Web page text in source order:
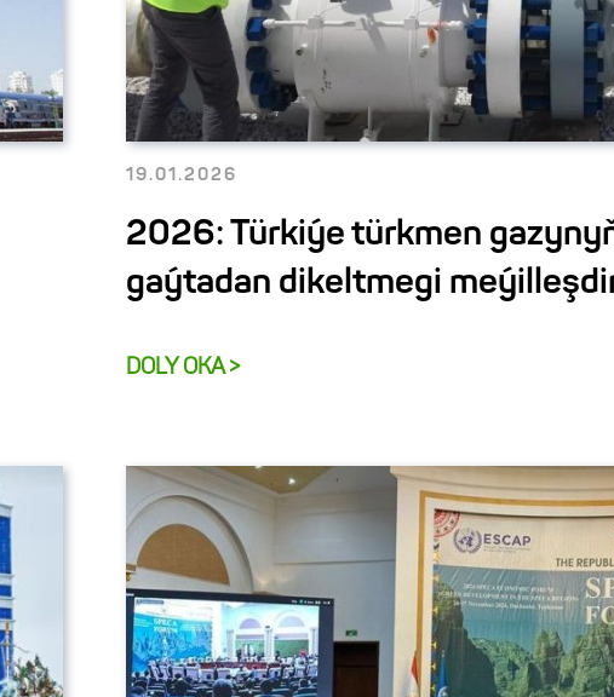
19.01.2026
2026: Türkiýe türkmen
gaýtadan dikeltmegi
DOLY OKA >